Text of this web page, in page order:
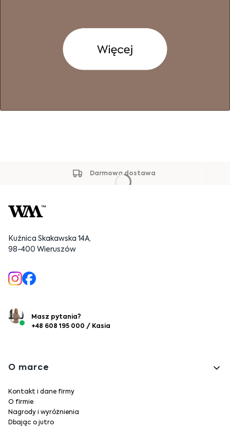
Darmowa dostawa
Kuźnica Skakawska 14A,
98-400 Wieruszów
Masz pytania?
+48 608 195 000 / Kasia
Linki w stopce
O marce
Kontakt i dane firmy
O firmie
Nagrody i wyróżnienia
Dbając o jutro